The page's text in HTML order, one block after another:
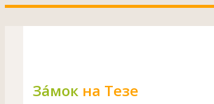
Зáмок на Тезе